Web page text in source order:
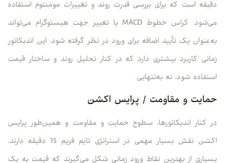
دقیقه است که برای بررسی قدرت روند و تغییرات مومنتوم استفاده
می‌شود. کراس خطوط MACD یا تغییر جهت هیستوگرام می‌تواند
به‌عنوان یک تأیید اضافه برای ورود در نظر گرفته شود. این اندیکاتور
زمانی کاربرد بیشتری دارد که در کنار تحلیل روند و ساختار قیمت
استفاده شود، نه به‌تنهایی.
حمایت و مقاومت / پرایس اکشن
در کنار اندیکاتورها، سطوح حمایت و مقاومت و همین‌طور پرایس
اکشن نقش بسیار مهمی در استراتژی تایم فریم 15 دقیقه دارند.
بسیاری از بهترین نقاط ورود زمانی شکل می‌گیرند که قیمت به یک